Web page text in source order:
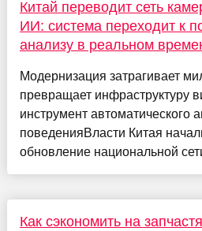
Китай переводит сеть
ИИ: система переходит к
анализу в реальном
Модернизация затрагивает
превращает инфраструктуру
инструмент автоматического
поведенияВласти Китая
обновление национальной
Как сэкономить на